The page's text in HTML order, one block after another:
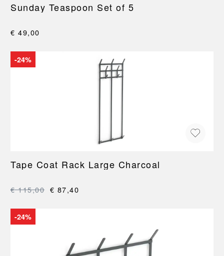
Sunday Teaspoon Set of 5
€ 49,00
-24%
Tape Coat Rack Large Charcoal
€ 115,00 € 87,40
-24%